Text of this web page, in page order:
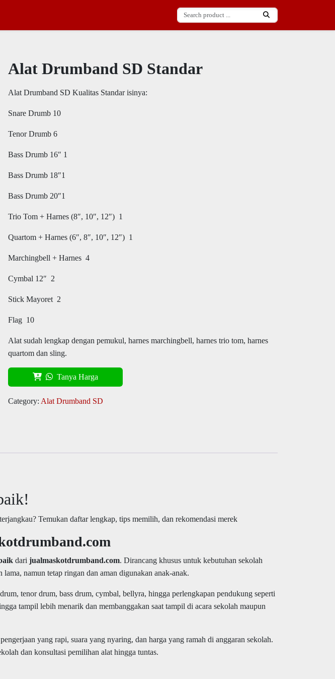
Alat Drumband SD Standar
Alat Drumband SD Kualitas Standar isinya:
Snare Drumb 10
Tenor Drumb 6
Bass Drumb 16″ 1
Bass Drumb 18″1
Bass Drumb 20″1
Trio Tom + Harnes (8″, 10″, 12″) 1
Quartom + Harnes (6″, 8″, 10″, 12″) 1
Marchingbell + Harnes 4
Cymbal 12″ 2
Stick Mayoret 2
Flag 10
Alat sudah lengkap dengan pemukul, harnes marchingbell, harnes trio tom, harnes
quartom dan sling.
Tanya Harga
Category: Alat Drumband SD
Temukan daftar lengkap, tips memilih, dan rekomendasi merek
dari jualmaskotdrumband.com. Dirancang khusus untuk kebutuhan sekolah
namun tetap ringan dan aman digunakan anak-anak.
tenor drum, bass drum, cymbal, bellyra, hingga perlengkapan pendukung seperti
tampil lebih menarik dan membanggakan saat tampil di acara sekolah maupun
yang rapi, suara yang nyaring, dan harga yang ramah di anggaran sekolah.
dan konsultasi pemilihan alat hingga tuntas.